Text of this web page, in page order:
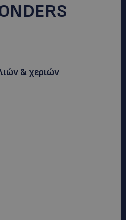
& χεριών